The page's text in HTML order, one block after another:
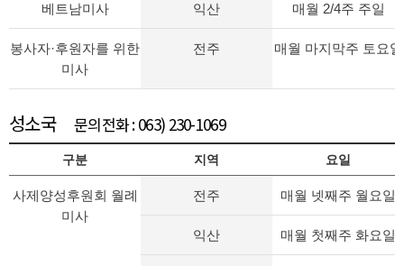
베트남미사 익산 매월 2/4주 주일
봉사자·후원자를 위한
미사
전주 매월 마지막주 토요일
성소국 문의전화 : 063) 230-1069
구분 지역 요일
사제양성후원회 월례
미사
전주 매월 넷째주 월요일
익산 매월 첫째주 화요일